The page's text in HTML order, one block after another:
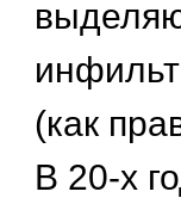
(как
В 20-х